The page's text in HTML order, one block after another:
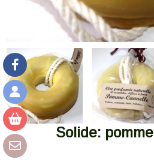
Solide: